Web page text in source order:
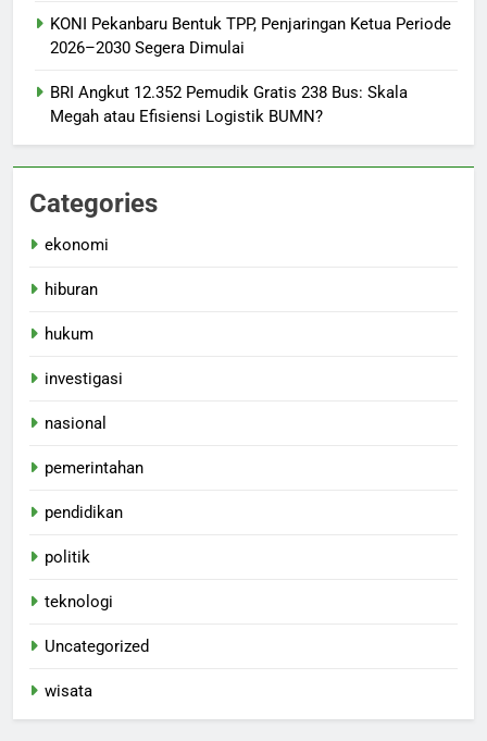
KONI Pekanbaru Bentuk TPP, Penjaringan Ketua Periode
2026–2030 Segera Dimulai
BRI Angkut 12.352 Pemudik Gratis 238 Bus: Skala
Megah atau Efisiensi Logistik BUMN?
Categories
ekonomi
hiburan
hukum
investigasi
nasional
pemerintahan
pendidikan
politik
teknologi
Uncategorized
wisata